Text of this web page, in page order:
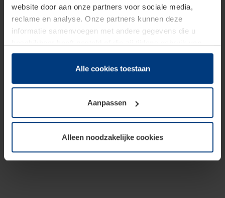
website door aan onze partners voor sociale media,
reclame en analyse. Onze partners kunnen deze
informatie samenvoegen met andere gegevens die u
hun diensten hebben verzameld.
Juridisch hebben wij het recht om cookies op uw
van deze pagina's absoluut vereist is. Voor alle andere
soorten cookies is uw toestemming benodigd. Uw
toestemming kunt u op elk moment bij de uitleg van de
wijzigen of herroepen.
Alle cookies toestaan
Aanpassen
Alleen noodzakelijke cookies